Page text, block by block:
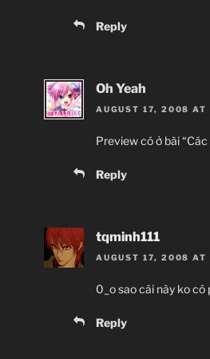
Reply
Oh Yeah
AUGUST 17, 2008 AT
Preview có ở bài
Reply
tqminh111
AUGUST 17, 2008 AT
0_o sao cái này ko có
Reply